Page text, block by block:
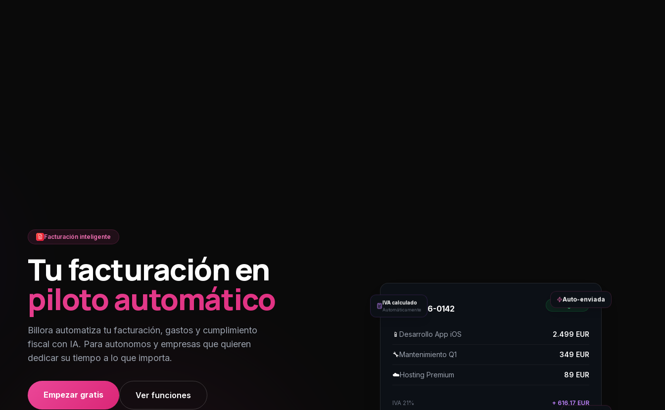
Facturación inteligente
Tu facturación en
piloto automático
Billora automatiza tu facturación, gastos y cumplimiento
fiscal con IA. Para autonomos y empresas que quieren
dedicar su tiempo a lo que importa.
Empezar gratis Ver funciones
#BIL-2026-0142 ✓ Pagada
📱 Desarrollo App iOS 2.499 EUR
🔧Mantenimiento Q1 349 EUR
☁️Hosting Premium 89 EUR
IVA 21% + 616,17 EUR
Auto-enviada
IVA calculado
Automáticamente